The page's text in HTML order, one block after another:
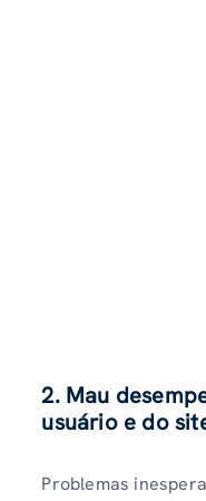
2. Mau
usuário e do
Problemas